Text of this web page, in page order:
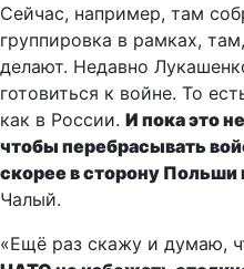
Сейчас, например, там
группировка в рамках,
делают. Недавно
готовиться к войне. То
как в России. И пока это
чтобы перебрасывать
скорее в сторону Польши
Чалый.
«Ещё раз скажу и думаю,